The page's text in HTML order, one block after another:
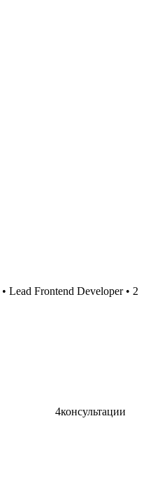
• Lead Frontend Developer• 2
4консультации